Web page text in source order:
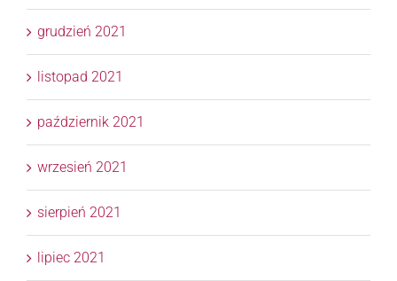
grudzień 2021
listopad 2021
październik 2021
wrzesień 2021
sierpień 2021
lipiec 2021